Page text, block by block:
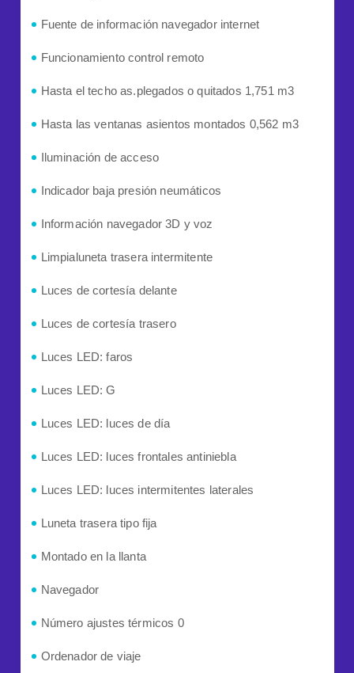
Fuente de información navegador internet
Funcionamiento control remoto
Hasta el techo as.plegados o quitados 1,751 m3
Hasta las ventanas asientos montados 0,562 m3
Iluminación de acceso
Indicador baja presión neumáticos
Información navegador 3D y voz
Limpialuneta trasera intermitente
Luces de cortesía delante
Luces de cortesía trasero
Luces LED: faros
Luces LED: G
Luces LED: luces de día
Luces LED: luces frontales antiniebla
Luces LED: luces intermitentes laterales
Luneta trasera tipo fija
Montado en la llanta
Navegador
Número ajustes térmicos 0
Ordenador de viaje